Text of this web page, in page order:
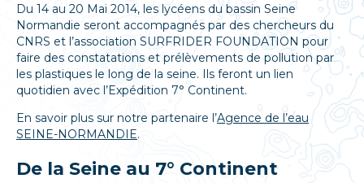
Du 14 au 20 Mai 2014, les lycéens du bassin Seine
Normandie seront accompagnés par des chercheurs du
CNRS et l’association SURFRIDER FOUNDATION pour
faire des constatations et prélèvements de pollution par
les plastiques le long de la seine. Ils feront un lien
quotidien avec l’Expédition 7° Continent.
En savoir plus sur notre partenaire l’Agence de l’eau
SEINE-NORMANDIE.
De la Seine au 7° Continent